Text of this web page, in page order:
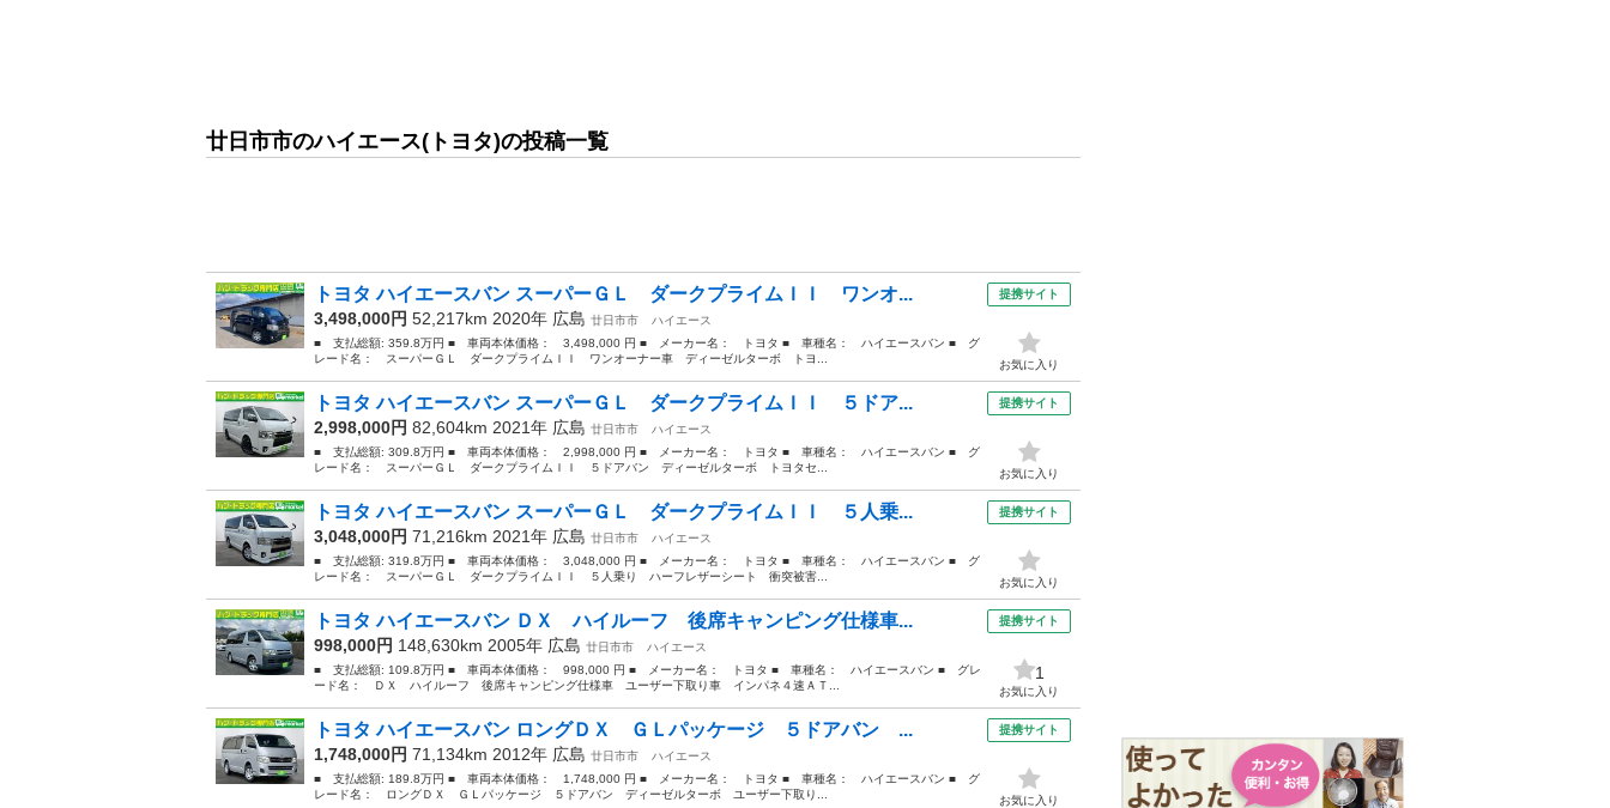
廿日市市のハイエース(トヨタ)の投稿一覧
トヨタ ハイエースバン スーパーＧＬ ダークプライムＩＩ ワンオ...
3,498,000円 52,217km 2020年 広島 廿日市市
ハイエース
■ 支払総額: 359.8万円 ■ 車両本体価格： 3,498,000 円 ■ メーカー名： トヨタ ■ 車種名： ハイエースバン ■ グ
レード名： スーパーＧＬ ダークプライムＩＩ ワンオーナー車 ディーゼルターボ トヨ...
提携サイト
お気に入り
トヨタ ハイエースバン スーパーＧＬ ダークプライムＩＩ ５ドア...
2,998,000円 82,604km 2021年 広島 廿日市市
ハイエース
■ 支払総額: 309.8万円 ■ 車両本体価格： 2,998,000 円 ■ メーカー名： トヨタ ■ 車種名： ハイエースバン ■ グ
レード名： スーパーＧＬ ダークプライムＩＩ ５ドアバン ディーゼルターボ トヨタセ...
提携サイト
お気に入り
トヨタ ハイエースバン スーパーＧＬ ダークプライムＩＩ ５人乗...
3,048,000円 71,216km 2021年 広島 廿日市市
ハイエース
■ 支払総額: 319.8万円 ■ 車両本体価格： 3,048,000 円 ■ メーカー名： トヨタ ■ 車種名： ハイエースバン ■ グ
レード名： スーパーＧＬ ダークプライムＩＩ ５人乗り ハーフレザーシート 衝突被害...
提携サイト
お気に入り
トヨタ ハイエースバン ＤＸ ハイルーフ 後席キャンピング仕様車...
998,000円 148,630km 2005年 広島 廿日市市
ハイエース
■ 支払総額: 109.8万円 ■ 車両本体価格： 998,000 円 ■ メーカー名： トヨタ ■ 車種名： ハイエースバン ■ グレ
ード名： ＤＸ ハイルーフ 後席キャンピング仕様車 ユーザー下取り車 インパネ４速ＡＴ...
提携サイト
1
お気に入り
トヨタ ハイエースバン ロングＤＸ ＧＬパッケージ ５ドアバン ...
1,748,000円 71,134km 2012年 広島 廿日市市
ハイエース
■ 支払総額: 189.8万円 ■ 車両本体価格： 1,748,000 円 ■ メーカー名： トヨタ ■ 車種名： ハイエースバン ■ グ
レード名： ロングＤＸ ＧＬパッケージ ５ドアバン ディーゼルターボ ユーザー下取り...
提携サイト
お気に入り